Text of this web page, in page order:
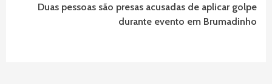
Duas pessoas são presas acusadas de aplicar golpe
durante evento em Brumadinho